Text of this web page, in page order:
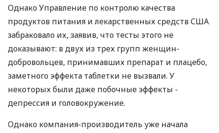
Однако Управление по контролю качества
продуктов питания и лекарственных средств США
забраковало их, заявив, что тесты этого не
доказывают: в двух из трех групп женщин-
добровольцев, принимавших препарат и плацебо,
заметного эффекта таблетки не вызвали. У
некоторых были даже побочные эффекты -
депрессия и головокружение.
Однако компания-производитель уже начала